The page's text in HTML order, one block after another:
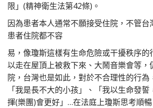
限」(精神衛生法第42條)。
因為患者本人通常不願接受住院，不管台
患者住院都不容
易，像瓊斯這樣有生命危險或干擾秩序的
以走在屋頂上被救下來、大鬧音樂會等，
院，台灣也是如此，對於不合理性的行為
「我是長不大的小孩」、「我以生命發
揮(樂團)會更好」…在法庭上瓊斯思考順